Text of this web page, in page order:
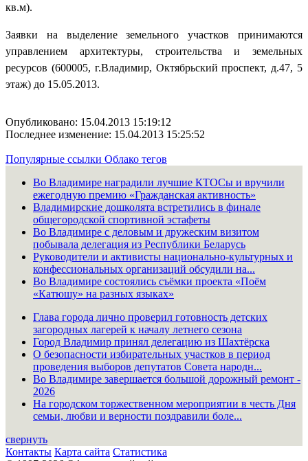
кв.м).
Заявки на выделение земельного участков принимаются
управлением архитектуры, строительства и земельных
ресурсов (600005, г.Владимир, Октябрьский проспект, д.47, 5
этаж) до 15.05.2013.
Опубликовано: 15.04.2013 15:19:12
Последнее изменение: 15.04.2013 15:25:52
Популярные ссылки Облако тегов
Во Владимире наградили лучшие КТОСы и вручили
ежегодную премию «Гражданская активность»
Владимирские дошколята встретились в финале
общегородской спортивной эстафеты
Во Владимире с деловым и дружеским визитом
побывала делегация из Республики Беларусь
Руководители и активисты национально-культурных и
конфессиональных организаций обсудили на...
Во Владимире состоялись съёмки проекта «Поём
«Катюшу» на разных языках»
Глава города лично проверил готовность детских
загородных лагерей к началу летнего сезона
Город Владимир принял делегацию из Шахтёрска
О безопасности избирательных участков в период
проведения выборов депутатов Совета народн...
Во Владимире завершается большой дорожный ремонт -
2026
На городском торжественном мероприятии в честь Дня
семьи, любви и верности поздравили боле...
свернуть
Контакты Карта сайта Статистика